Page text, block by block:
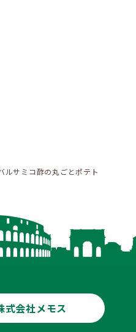
ルサミコ酢の丸ごとポテト
式会社メモス